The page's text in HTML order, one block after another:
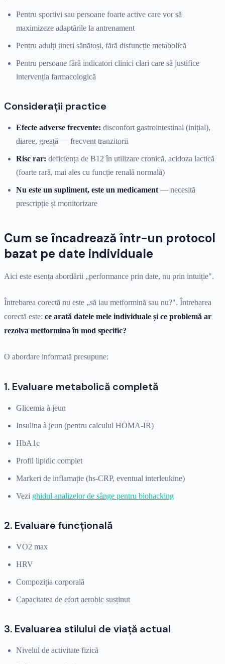
Pentru sportivi sau persoane foarte active care vor să
maximizeze adaptările la antrenament
Pentru adulți tineri sănătoși, fără disfuncție metabolică
Pentru persoane fără indicatori clinici clari care să justifice
intervenția farmacologică
Considerații practice
Efecte adverse frecvente: disconfort gastrointestinal (inițial),
diaree, greață — frecvent tranzitorii
Risc rar: deficiența de B12 în utilizare cronică, acidoza lactică
(foarte rară, mai ales cu funcție renală normală)
Nu este un supliment, este un medicament — necesită
prescripție și monitorizare
Cum se încadrează într-un protocol
bazat pe date individuale
Aici este esența abordării „performance prin date, nu prin intuiție".
Întrebarea corectă nu este „să iau metformină sau nu?". Întrebarea
corectă este: ce arată datele mele individuale și ce problemă ar
rezolva metformina în mod specific?
O abordare informată presupune:
1. Evaluare metabolică completă
Glicemia à jeun
Insulina à jeun (pentru calculul HOMA-IR)
HbA1c
Profil lipidic complet
Markeri de inflamație (hs-CRP, eventual interleukine)
Vezi ghidul analizelor de sânge pentru biohacking
2. Evaluare funcțională
VO2 max
HRV
Compoziția corporală
Capacitatea de efort aerobic susținut
3. Evaluarea stilului de viață actual
Nivelul de activitate fizică